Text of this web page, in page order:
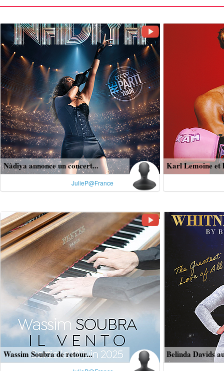
Nâdiya annonce un concert...
JulieP@France
Karl Lemoine et
Wassim Soubra de retour... Belinda Davids